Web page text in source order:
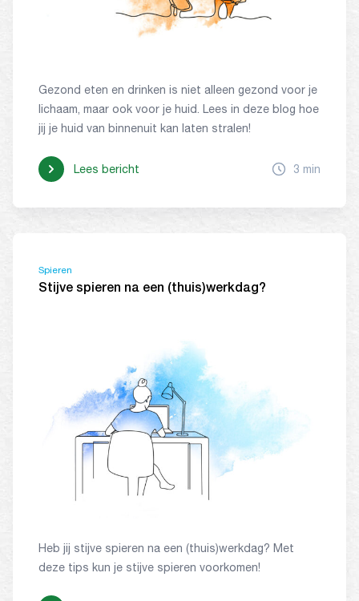
Gezond eten en drinken is niet alleen gezond voor je
lichaam, maar ook voor je huid. Lees in deze blog hoe
jij je huid van binnenuit kan laten stralen!
Lees bericht 3 min
Spieren
Stijve spieren na een (thuis)werkdag?
Heb jij stijve spieren na een (thuis)werkdag? Met
deze tips kun je stijve spieren voorkomen!